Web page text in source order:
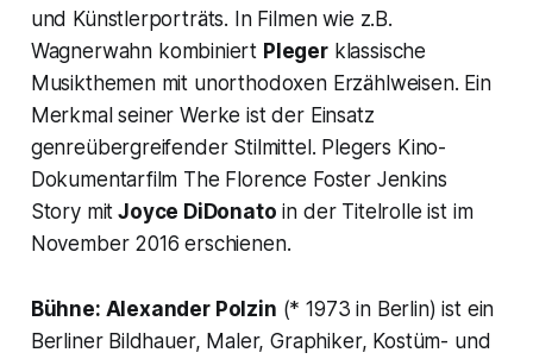
und Künstlerporträts. In Filmen wie z.B.
Wagnerwahn kombiniert Plegerklassische
Musikthemen mit unorthodoxen Erzählweisen. Ein
Merkmal seiner Werke ist der Einsatz
genreübergreifender Stilmittel. Plegers Kino-
Dokumentarfilm The Florence Foster Jenkins
Storymit Joyce DiDonato in der Titelrolle ist im
November 2016 erschienen.
Bühne: Alexander Polzin (* 1973 in Berlin) ist ein
Berliner Bildhauer, Maler, Graphiker, Kostüm- und